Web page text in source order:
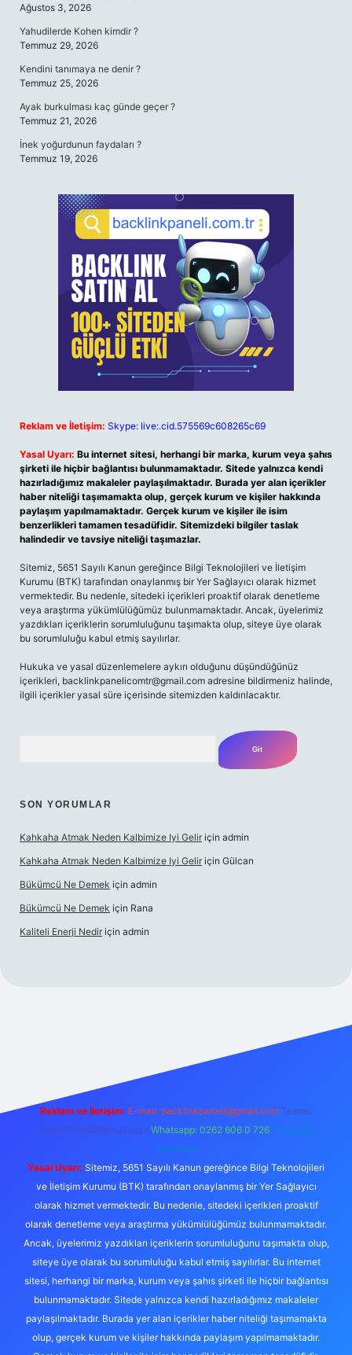
Ağustos 3, 2026
Yahudilerde Kohen kimdir ?
Temmuz 29, 2026
Kendini tanımaya ne denir ?
Temmuz 25, 2026
Ayak burkulması kaç günde geçer ?
Temmuz 21, 2026
İnek yoğurdunun faydaları ?
Temmuz 19, 2026
Reklam ve İletişim: Skype: live:.cid.575569c608265c69
Yasal Uyarı: Bu internet sitesi, herhangi bir marka, kurum veya şahıs
şirketi ile hiçbir bağlantısı bulunmamaktadır. Sitede yalnızca kendi
hazırladığımız makaleler paylaşılmaktadır. Burada yer alan içerikler
haber niteliği taşımamakta olup, gerçek kurum ve kişiler hakkında
paylaşım yapılmamaktadır. Gerçek kurum ve kişiler ile isim
benzerlikleri tamamen tesadüfidir. Sitemizdeki bilgiler taslak
halindedir ve tavsiye niteliği taşımazlar.
Sitemiz, 5651 Sayılı Kanun gereğince Bilgi Teknolojileri ve İletişim
Kurumu (BTK) tarafından onaylanmış bir Yer Sağlayıcı olarak hizmet
vermektedir. Bu nedenle, sitedeki içerikleri proaktif olarak denetleme
veya araştırma yükümlülüğümüz bulunmamaktadır. Ancak, üyelerimiz
yazdıkları içeriklerin sorumluluğunu taşımakta olup, siteye üye olarak
bu sorumluluğu kabul etmiş sayılırlar.
Hukuka ve yasal düzenlemelere aykırı olduğunu düşündüğünüz
içerikleri, backlinkpanelicomtr@gmail.com adresine bildirmeniz halinde,
ilgili içerikler yasal süre içerisinde sitemizden kaldırılacaktır.
SON YORUMLAR
Kahkaha Atmak Neden Kalbimize Iyi Gelir için admin
Kahkaha Atmak Neden Kalbimize Iyi Gelir için Gülcan
Bükümcü Ne Demek için admin
Bükümcü Ne Demek için Rana
Kaliteli Enerji Nedir için admin
Reklam ve İletişim: E-mail: backlinkpaneli@gmail.com Teams:
forumhizmeti@gmail.com Whatsapp: 0262 606 0 726 Telegram:
@karabul
Yasal Uyarı: Sitemiz, 5651 Sayılı Kanun gereğince Bilgi Teknolojileri
ve İletişim Kurumu (BTK) tarafından onaylanmış bir Yer Sağlayıcı
olarak hizmet vermektedir. Bu nedenle, sitedeki içerikleri proaktif
olarak denetleme veya araştırma yükümlülüğümüz bulunmamaktadır.
Ancak, üyelerimiz yazdıkları içeriklerin sorumluluğunu taşımakta olup,
siteye üye olarak bu sorumluluğu kabul etmiş sayılırlar. Bu internet
sitesi, herhangi bir marka, kurum veya şahıs şirketi ile hiçbir bağlantısı
bulunmamaktadır. Sitede yalnızca kendi hazırladığımız makaleler
paylaşılmaktadır. Burada yer alan içerikler haber niteliği taşımamakta
olup, gerçek kurum ve kişiler hakkında paylaşım yapılmamaktadır.